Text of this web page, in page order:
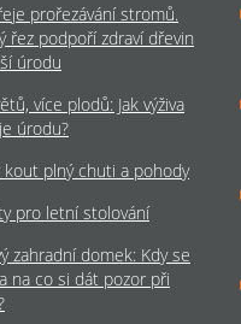
prořezávání stromů.
řez podpoří zdraví dřevin
úrodu
více plodů: Jak výživa
úrodu?
kout plný chuti a pohody
pro letní stolování
zahradní domek: Kdy se
na co si dát pozor při